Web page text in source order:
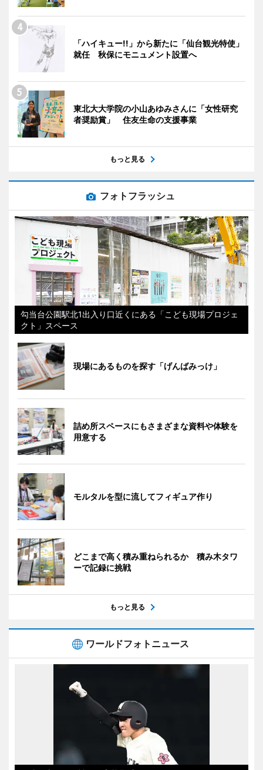
「ハイキュー!!」から新たに「仙台観光特使」
就任 秋保にモニュメント設置へ
東北大大学院の小山あゆみさんに「女性研究
者奨励賞」 住友生命の支援事業
もっと見る
フォトフラッシュ
勾当台公園駅北1出入り口近くにある「こども現場プロジェ
クト」スペース
現場にあるものを探す「げんばみっけ」
詰め所スペースにもさまざまな資料や体験を
用意する
モルタルを型に流してフィギュア作り
どこまで高く積み重ねられるか 積み木タワ
ーで記録に挑戦
もっと見る
ワールドフォトニュース